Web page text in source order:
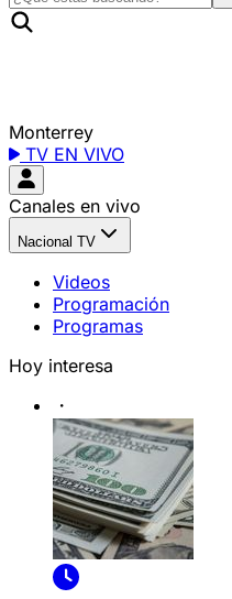
Monterrey
TV EN VIVO
Canales en vivo
Nacional TV
Videos
Programación
Programas
Hoy interesa